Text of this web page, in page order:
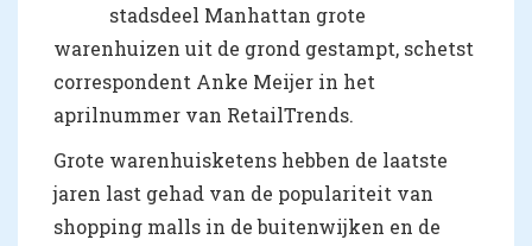
stadsdeel Manhattan grote
warenhuizen uit de grond gestampt, schetst
correspondent Anke Meijer in het
aprilnummer van RetailTrends.
Grote warenhuisketens hebben de laatste
jaren last gehad van de populariteit van
shopping malls in de buitenwijken en de